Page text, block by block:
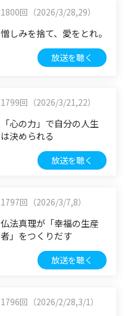
1800回（2026/3/28,29）
憎しみを捨て、愛をとれ。
放送を聴く
1799回（2026/3/21,22）
「心の力」で自分の人生
は決められる
放送を聴く
1797回（2026/3/7,8）
仏法真理が「幸福の生産
者」をつくりだす
放送を聴く
1796回（2026/2/28,3/1）